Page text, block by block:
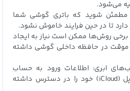
مطمئن شوید که باتری گوشی شما
دارد تا در حین فرایند خاموش نشود.
روش‌ها ممکن است نیاز به ایجاد
موقت در حافظه داخلی گوشی داشته
ابری: اطلاعات ورود به حساب
گوگل (Gmail) یا اپل (iCloud) خود را در دسترس داشته